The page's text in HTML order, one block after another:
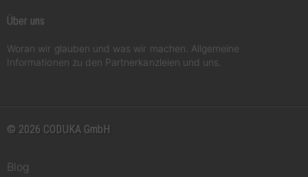
Über uns
Woran wir glauben und was wir machen. Allgemeine
Informationen zu den Partnerkanzleien und uns.
© 2026 CODUKA GmbH
Blog